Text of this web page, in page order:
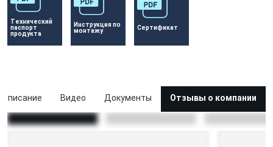
Технический
паспорт
продукта
Инструкция по
монтажу
Сертификат
Описание Видео Документы Отзывы о компании